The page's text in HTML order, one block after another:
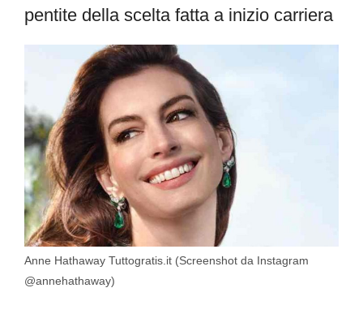
pentite della scelta fatta a inizio carriera
Anne Hathaway Tuttogratis.it (Screenshot da Instagram
@annehathaway)